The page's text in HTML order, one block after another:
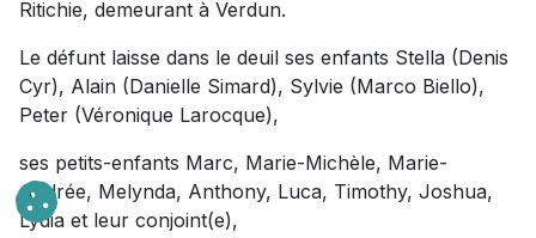
Ritichie, demeurant à Verdun.
Le défunt laisse dans le deuil ses enfants Stella (Denis
Cyr), Alain (Danielle Simard), Sylvie (Marco Biello),
Peter (Véronique Larocque),
ses petits-enfants Marc, Marie-Michèle, Marie-
Andrée, Melynda, Anthony, Luca, Timothy, Joshua,
Lydia et leur conjoint(e),